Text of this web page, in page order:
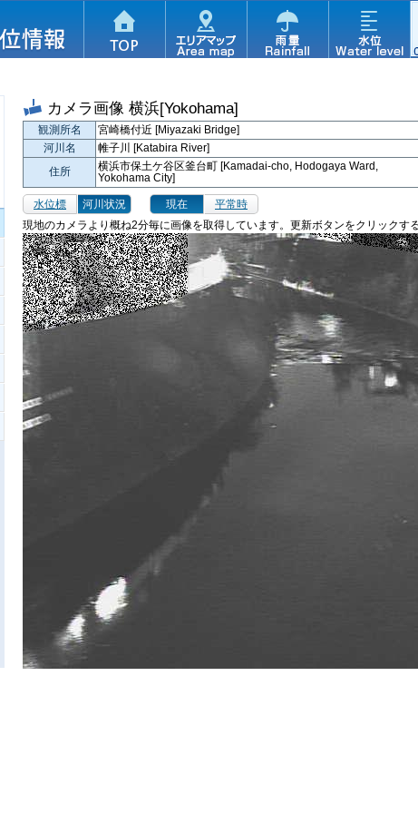
カメラ画像 横浜[Yokohama]
観測所名
宮崎橋付近 [Miyazaki Bridge]
河川名
帷子川 [Katabira River]
住所
横浜市保土ケ谷区釜台町 [Kamadai-cho, Hodogaya Ward,
Yokohama City]
水位標 河川状況 現在
平常時
現地のカメラより概ね2分毎に画像を取得しています。更新ボタンをクリックす